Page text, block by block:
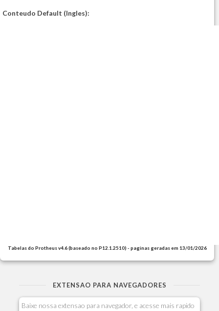
Conteudo Default (Ingles):
Tabelas do Protheus v4.6 (baseado no P12.1.2510) - paginas geradas em 13/01/2026
EXTENSAO PARA NAVEGADORES
Baixe nossa extensao para navegador, e acesse mais rapido